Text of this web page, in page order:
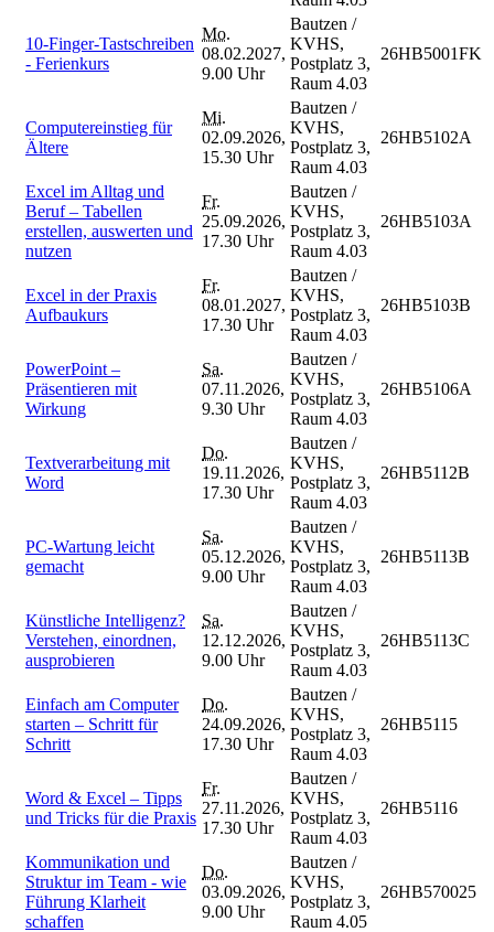
10-Finger-Tastschreiben
- Ferienkurs
Mo.
08.02.2027,
9.00 Uhr
Bautzen /
KVHS,
Postplatz 3,
Raum 4.03
26HB5001FK
Computereinstieg für
Ältere
Mi.
02.09.2026,
15.30 Uhr
Bautzen /
KVHS,
Postplatz 3,
Raum 4.03
26HB5102A
Excel im Alltag und
Beruf – Tabellen
erstellen, auswerten und
nutzen
Fr.
25.09.2026,
17.30 Uhr
Bautzen /
KVHS,
Postplatz 3,
Raum 4.03
26HB5103A
Excel in der Praxis
Aufbaukurs
Fr.
08.01.2027,
17.30 Uhr
Bautzen /
KVHS,
Postplatz 3,
Raum 4.03
26HB5103B
PowerPoint –
Präsentieren mit
Wirkung
Sa.
07.11.2026,
9.30 Uhr
Bautzen /
KVHS,
Postplatz 3,
Raum 4.03
26HB5106A
Textverarbeitung mit
Word
Do.
19.11.2026,
17.30 Uhr
Bautzen /
KVHS,
Postplatz 3,
Raum 4.03
26HB5112B
PC-Wartung leicht
gemacht
Sa.
05.12.2026,
9.00 Uhr
Bautzen /
KVHS,
Postplatz 3,
Raum 4.03
26HB5113B
Künstliche Intelligenz?
Verstehen, einordnen,
ausprobieren
Sa.
12.12.2026,
9.00 Uhr
Bautzen /
KVHS,
Postplatz 3,
Raum 4.03
26HB5113C
Einfach am Computer
starten – Schritt für
Schritt
Do.
24.09.2026,
17.30 Uhr
Bautzen /
KVHS,
Postplatz 3,
Raum 4.03
26HB5115
Word & Excel – Tipps
und Tricks für die Praxis
Fr.
27.11.2026,
17.30 Uhr
Bautzen /
KVHS,
Postplatz 3,
Raum 4.03
26HB5116
Kommunikation und
Struktur im Team - wie
Führung Klarheit
schaffen
Do.
03.09.2026,
9.00 Uhr
Bautzen /
KVHS,
Postplatz 3,
Raum 4.05
26HB570025